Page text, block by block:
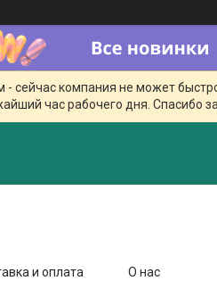
- сейчас компания не может
час рабочего дня. Спасибо
и оплата О нас